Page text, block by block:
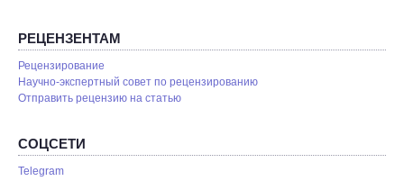
РЕЦЕНЗЕНТАМ
Рецензирование
Научно-экспертный совет по рецензированию
Отправить рецензию на статью
СОЦСЕТИ
Telegram